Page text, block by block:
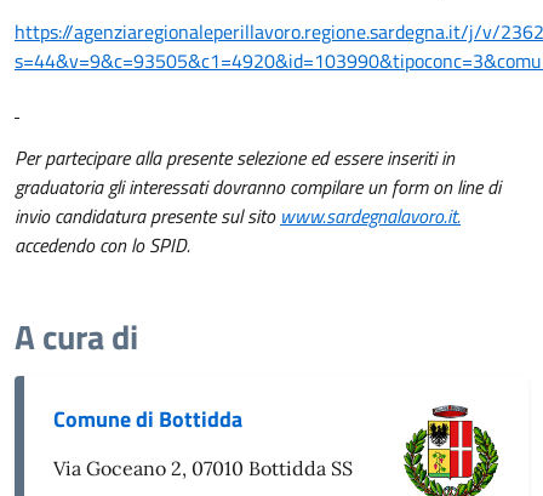
https://agenziaregionaleperillavoro.regione.sardegna.it/j/v/
Per partecipare alla presente selezione ed essere inseriti in
graduatoria gli interessati dovranno compilare un form on line di
invio candidatura presente sul sito www.sardegnalavoro.it.
accedendo con lo SPID.
A cura di
Comune di Bottidda
Via Goceano 2, 07010 Bottidda SS